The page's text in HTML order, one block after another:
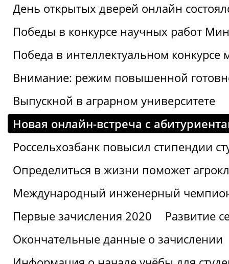
День открытых дверей онлайн
Победы в конкурсе научных работ
Победа в интеллектуальном конкурсе
Внимание: режим повышенной
Выпускной в аграрном университете
Новая онлайн-встреча с
Россельхозбанк повысил стипендии
Определиться в жизни поможет
Международный инженерный
Первые зачисления 2020
Развитие
Окончательные данные о зачислении